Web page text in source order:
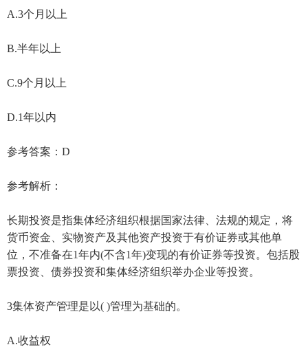
A.3个月以上
B.半年以上
C.9个月以上
D.1年以内
参考答案：D
参考解析：
长期投资是指集体经济组织根据国家法律、法规的规定，将
货币资金、实物资产及其他资产投资于有价证券或其他单
位，不准备在1年内(不含1年)变现的有价证券等投资。包括股
票投资、债券投资和集体经济组织举办企业等投资。
3集体资产管理是以( )管理为基础的。
A.收益权